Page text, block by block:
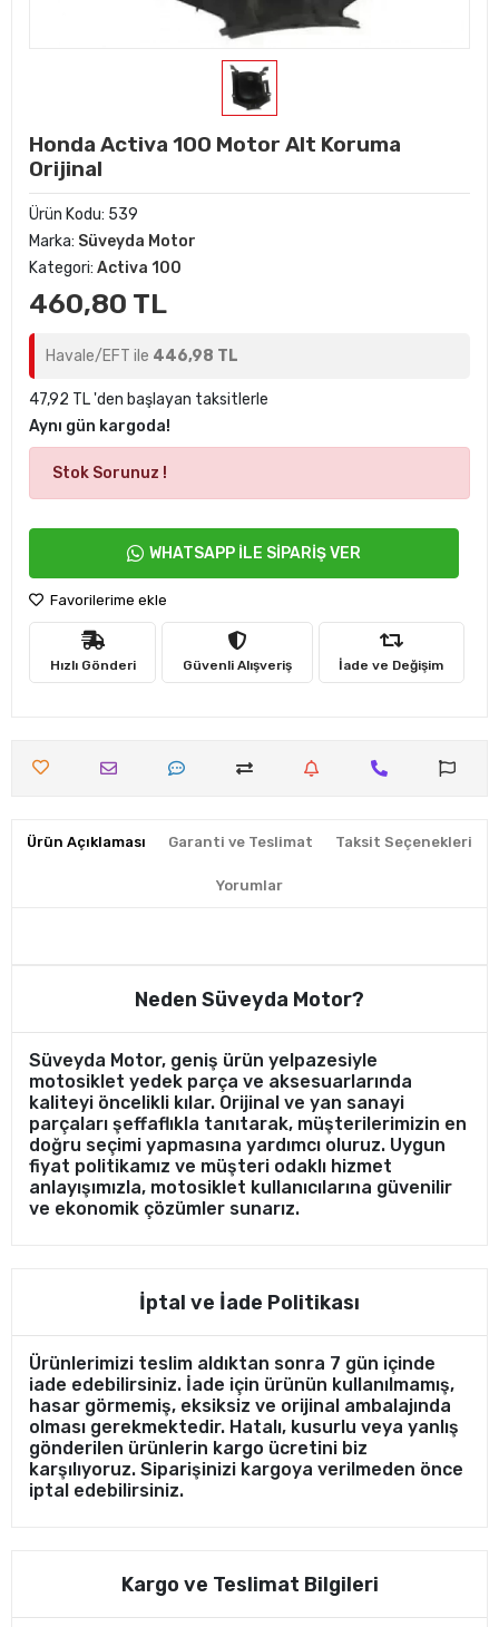
Honda Activa 100 Motor Alt Koruma
Orijinal
Ürün Kodu: 539
Marka: Süveyda Motor
Kategori: Activa 100
460,80 TL
Havale/EFT ile 446,98 TL
47,92 TL 'den başlayan taksitlerle
Aynı gün kargoda!
Stok Sorunuz !
WHATSAPP İLE SİPARİŞ VER
Favorilerime ekle
Hızlı Gönderi Güvenli Alışveriş İade ve Değişim
Ürün Açıklaması Garanti ve Teslimat Taksit Seçenekleri
Yorumlar
Neden Süveyda Motor?
Süveyda Motor, geniş ürün yelpazesiyle
motosiklet yedek parça ve aksesuarlarında
kaliteyi öncelikli kılar. Orijinal ve yan sanayi
parçaları şeffaflıkla tanıtarak, müşterilerimizin en
doğru seçimi yapmasına yardımcı oluruz. Uygun
fiyat politikamız ve müşteri odaklı hizmet
anlayışımızla, motosiklet kullanıcılarına güvenilir
ve ekonomik çözümler sunarız.
İptal ve İade Politikası
Ürünlerimizi teslim aldıktan sonra 7 gün içinde
iade edebilirsiniz. İade için ürünün kullanılmamış,
hasar görmemiş, eksiksiz ve orijinal ambalajında
olması gerekmektedir. Hatalı, kusurlu veya yanlış
gönderilen ürünlerin kargo ücretini biz
karşılıyoruz. Siparişinizi kargoya verilmeden önce
iptal edebilirsiniz.
Kargo ve Teslimat Bilgileri